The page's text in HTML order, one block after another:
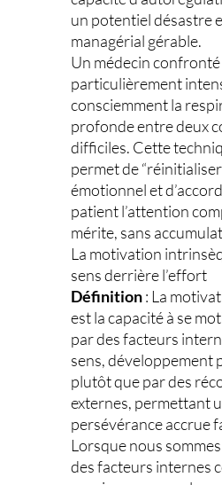
un potentiel désastre
managérial gérable.
Un médecin
particulièrement
consciemment la
profonde entre deux
difficiles. Cette
permet de
émotionnel et
patient l’attention
mérite, sans
La motivation
sens derrière l’effort
Définition: La
est la capacité à se
par des facteurs
sens, développement
plutôt que par des
externes, permettant
persévérance accrue
Lorsque nous
des facteurs internes